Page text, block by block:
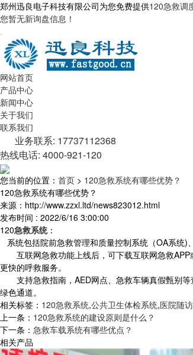
郑州迅良电子科技有限公司为您免费提供120急救调
您暂无新询盘信息！
网站首页
产品中心
新闻中心
关于我们
联系我们
业务联系: 17737112368
热线电话: 4000-921-120
您当前的位置： 首页 > 120急救系统有哪些优势？
120急救系统有哪些优势？
来源：http://www.zzxl.ltd/news823012.html
发布时间 : 2022/6/16 3:00:00
120急救系统：
系统包括院前急救管理和质量控制系统（OA系统)
互联网急救功能上线后，可下载互联网急救APP
更快的呼救服务。
支持急救指南，AED网点、急救车辆真假甄别等
绿色通道。
相关标签： 120急救系统,公共卫生体检系统,医院随
上一条： 120急救系统的建设原则是什么？
下一条： 急救车载系统有哪些优点？
相关产品